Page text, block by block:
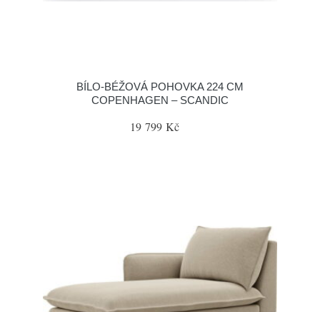
BÍLO-BÉŽOVÁ POHOVKA 224 CM
COPENHAGEN – SCANDIC
19 799 Kč